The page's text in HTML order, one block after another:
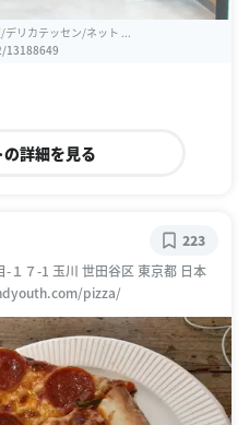
/デリカテッセン/ネット ...
13188649
詳細を見る
-１７-1 玉川 世田谷区 東京都 日本
pizza/
223